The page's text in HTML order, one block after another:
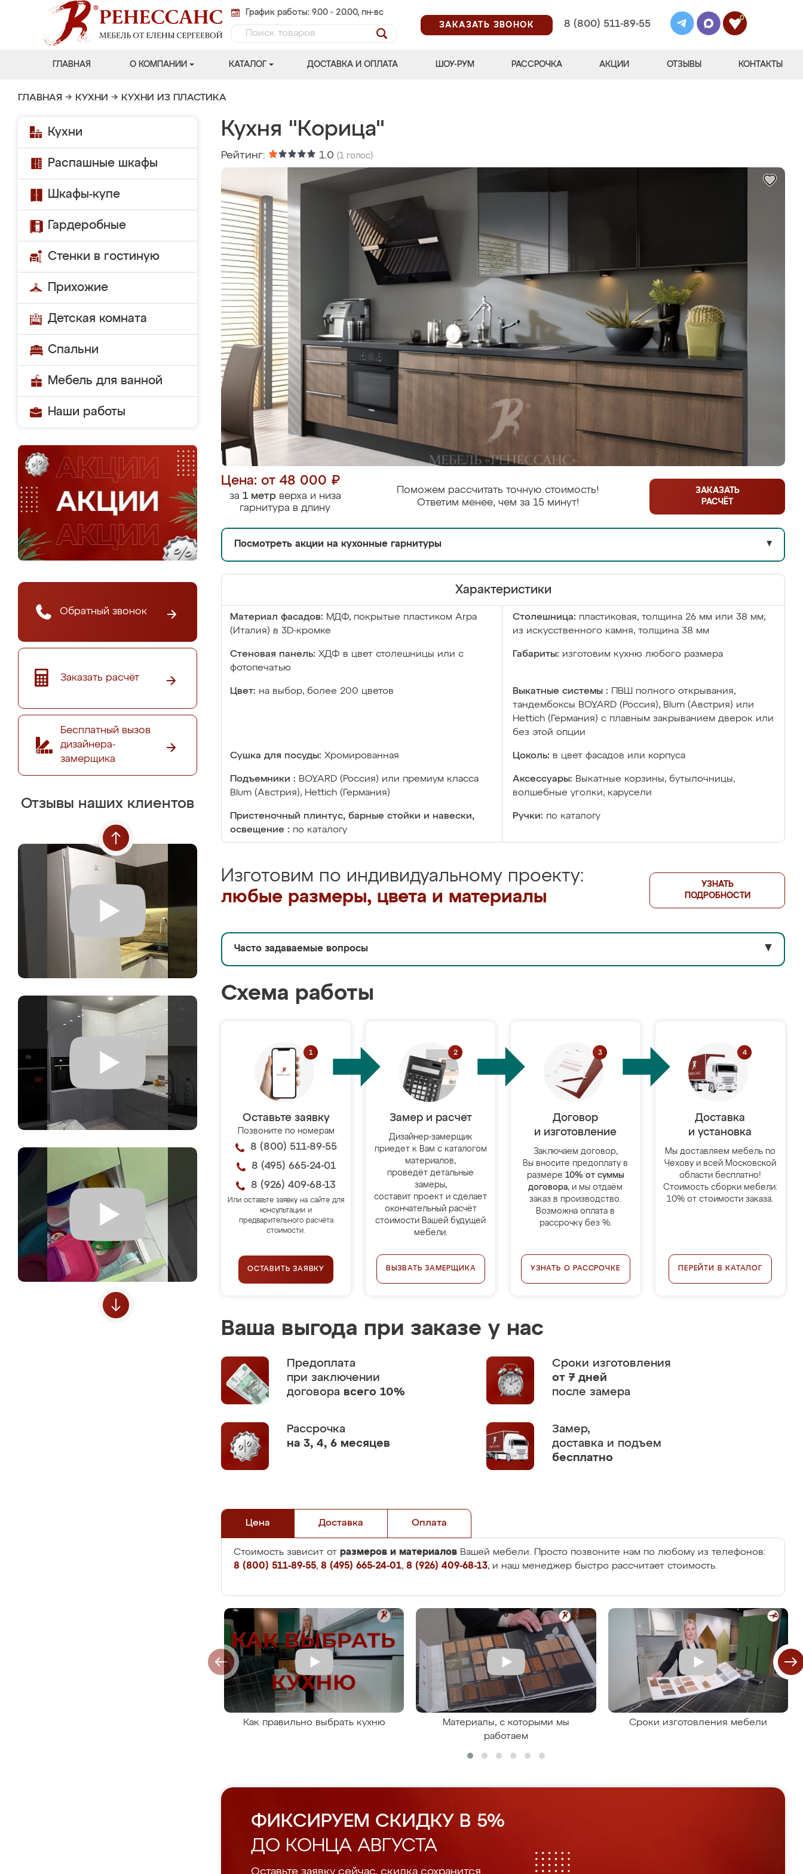
График работы: 9.00 - 20.00, пн-вс
ЗАКАЗАТЬ ЗВОНОК
8 (800) 511-89-55
0
ГЛАВНАЯ О КОМПАНИИ КАТАЛОГ ДОСТАВКА И ОПЛАТА ШОУ-РУМ РАССРОЧКА АКЦИИ ОТЗЫВЫ КОНТАКТЫ
ГЛАВНАЯ → КУХНИ → КУХНИ ИЗ ПЛАСТИКА
Кухни
Распашные шкафы
Шкафы-купе
Гардеробные
Стенки в гостиную
Прихожие
Детская комната
Спальни
Мебель для ванной
Наши работы
Обратный звонок
Заказать расчёт
Бесплатный вызов
дизайнера-
замерщика
Отзывы наших клиентов
Кухня "Корица"
Рейтинг: 1.0 (1 голос)
Цена: от 48 000 ₽
за 1 метрверха и низа
гарнитура в длину
Поможем рассчитать точную стоимость!
Ответим менее, чем за 15 минут!
ЗАКАЗАТЬ
РАСЧЁТ
Посмотреть акции на кухонные гарнитуры ▼
Характеристики
Материал фасадов: МДФ, покрытые пластиком Arpa
(Италия) в 3D-кромке
Столешница: пластиковая, толщина 26 мм или 38 мм;
из искусственного камня, толщина 38 мм
Стеновая панель: ХДФ в цвет столешницы или с
фотопечатью
Габариты: изготовим кухню любого размера
Цвет: на выбор, более 200 цветов Выкатные системы :
ПВШ полного открывания,
тандембоксы BOYARD (Россия), Blum (Австрия) или
Hettich (Германия) с плавным закрыванием дверок или
без этой опции
Сушка для посуды: Хромированная Цоколь: в цвет фасадов или корпуса
Подъемники : BOYARD (Россия) или премиум класса
Blum (Австрия), Hettich (Германия)
Аксессуары: Выкатные корзины, бутылочницы,
волшебные уголки, карусели
Пристеночный плинтус, барные стойки и навески,
освещение : по каталогу
Ручки: по каталогу
Изготовим по индивидуальному проекту:
любые размеры, цвета и материалы
УЗНАТЬ
ПОДРОБНОСТИ
Часто задаваемые вопросы ▼
Схема работы
Оставьте заявку
Позвоните по номерам
8 (800) 511-89-55
8 (495) 665-24-01
8 (926) 409-68-13
Или оставьте заявку на сайте для
консультации и
предварительного расчёта
стоимости.
ОСТАВИТЬ ЗАЯВКУ
Замер и расчет
Дизайнер-замерщик
приедет к Вам с каталогом
материалов,
проведёт детальные
замеры,
составит проект и сделает
окончательный расчёт
стоимости Вашей будущей
мебели.
ВЫЗВАТЬ ЗАМЕРЩИКА
Договор
и изготовление
Заключаем договор,
Вы вносите предоплату в
размере 10% от суммы
договора, и мы отдаём
заказ в производство.
Возможна оплата в
рассрочку без %.
УЗНАТЬ О РАССРОЧКЕ
Доставка
и установка
Мы доставляем мебель по
Чехову и всей Московской
области бесплатно!
Стоимость сборки мебели:
10% от стоимости заказа.
ПЕРЕЙТИ В КАТАЛОГ
Ваша выгода при заказе у нас
Предоплата
при заключении
договора всего 10%
Сроки изготовления
от 7 дней
после замера
Рассрочка
на 3, 4, 6 месяцев
Замер,
доставка и подъем
бесплатно
Цена Доставка Оплата
Стоимость зависит от размеров и материалов Вашей мебели. Просто позвоните нам по любому из телефонов:
8 (800) 511-89-55, 8 (495) 665-24-01, 8 (926) 409-68-13, и наш менеджер быстро рассчитает стоимость.
Как правильно выбрать кухню
Материалы, с которыми мы
работаем
Сроки изготовления мебели
ФИКСИРУЕМ СКИДКУ В 5%
ДО КОНЦА АВГУСТА
Оставьте заявку сейчас, скидка сохранится.